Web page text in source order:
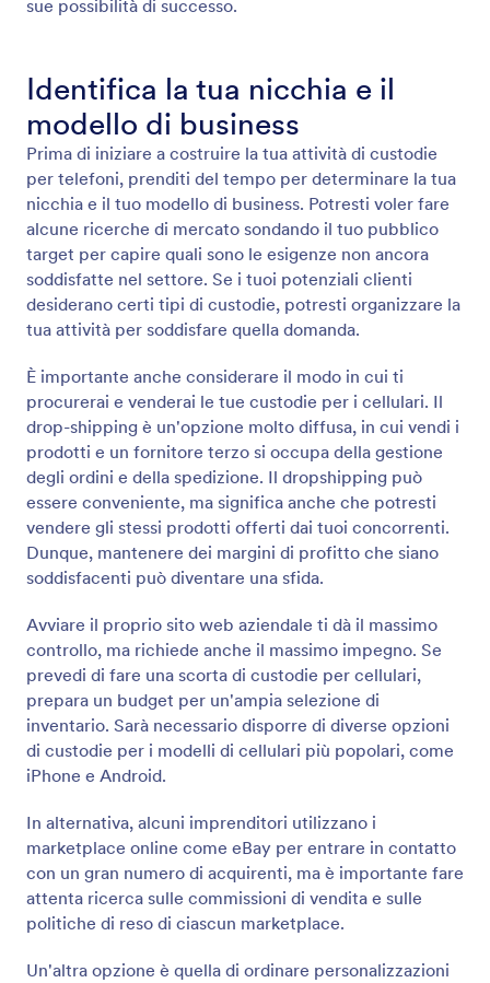
sue possibilità di successo.
Identifica la tua nicchia e il
modello di business
Prima di iniziare a costruire la tua attività di custodie
per telefoni, prenditi del tempo per determinare la tua
nicchia e il tuo modello di business. Potresti voler fare
alcune ricerche di mercato sondando il tuo pubblico
target per capire quali sono le esigenze non ancora
soddisfatte nel settore. Se i tuoi potenziali clienti
desiderano certi tipi di custodie, potresti organizzare la
tua attività per soddisfare quella domanda.
È importante anche considerare il modo in cui ti
procurerai e venderai le tue custodie per i cellulari. Il
drop-shipping è un'opzione molto diffusa, in cui vendi i
prodotti e un fornitore terzo si occupa della gestione
degli ordini e della spedizione. Il dropshipping può
essere conveniente, ma significa anche che potresti
vendere gli stessi prodotti offerti dai tuoi concorrenti.
Dunque, mantenere dei margini di profitto che siano
soddisfacenti può diventare una sfida.
Avviare il proprio sito web aziendale ti dà il massimo
controllo, ma richiede anche il massimo impegno. Se
prevedi di fare una scorta di custodie per cellulari,
prepara un budget per un'ampia selezione di
inventario. Sarà necessario disporre di diverse opzioni
di custodie per i modelli di cellulari più popolari, come
iPhone e Android.
In alternativa, alcuni imprenditori utilizzano i
marketplace online come eBay per entrare in contatto
con un gran numero di acquirenti, ma è importante fare
attenta ricerca sulle commissioni di vendita e sulle
politiche di reso di ciascun marketplace.
Un'altra opzione è quella di ordinare personalizzazioni